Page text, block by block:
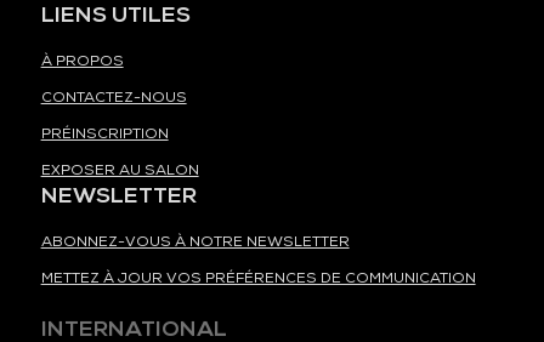
LIENS UTILES
À PROPOS
CONTACTEZ-NOUS
PRÉINSCRIPTION
EXPOSER AU SALON
NEWSLETTER
ABONNEZ-VOUS À NOTRE NEWSLETTER
METTEZ À JOUR VOS PRÉFÉRENCES DE COMMUNICATION